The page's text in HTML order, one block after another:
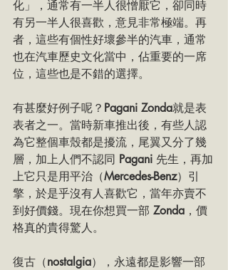
化」，通常有一半人很憎厭它，卻同時
有另一半人很喜歡，意見非常極端。再
者，這些有個性好壞參半的汽車，通常
也在汽車歷史文化當中，佔重要的一席
位，這些也是不錯的選擇。
有甚麼好例子呢？ Pagani Zonda就是表
表者之一。當時新車推出後，有些人認
為它整個車殼都是擾流，尾翼又分了幾
層，加上人們不認同 Pagani 先生，再加
上它只是用平治（Mercedes-Benz）引
擎，於是乎沒有人喜歡它，當年亦賣不
到好價錢。現在你想買一部 Zonda ，價
格真的貴得驚人。
復古（nostalgia），永遠都是影響一部